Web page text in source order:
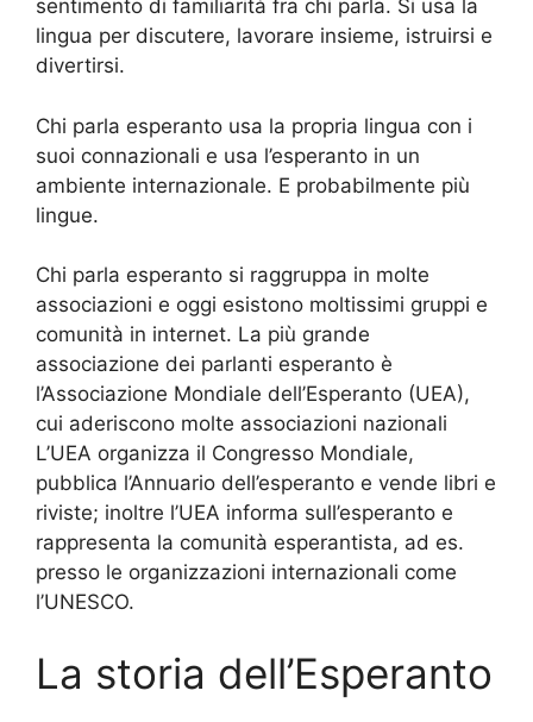
sentimento di familiarità fra chi parla. Si usa la
lingua per discutere, lavorare insieme, istruirsi e
divertirsi.
Chi parla esperanto usa la propria lingua con i
suoi connazionali e usa l’esperanto in un
ambiente internazionale. E probabilmente più
lingue.
Chi parla esperanto si raggruppa in molte
associazioni e oggi esistono moltissimi gruppi e
comunità in internet. La più grande
associazione dei parlanti esperanto è
l’Associazione Mondiale dell’Esperanto (UEA),
cui aderiscono molte associazioni nazionali
L’UEA organizza il Congresso Mondiale,
pubblica l’Annuario dell’esperanto e vende libri e
riviste; inoltre l’UEA informa sull’esperanto e
rappresenta la comunità esperantista, ad es.
presso le organizzazioni internazionali come
l’UNESCO.
La storia dell’Esperanto